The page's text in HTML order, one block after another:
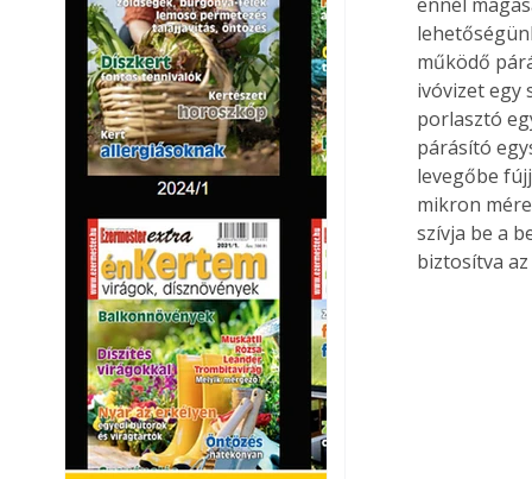
működő
ivóvizet egy
porlasztó
párásító
levegőbe
mikron
szívja be a
biztosítva